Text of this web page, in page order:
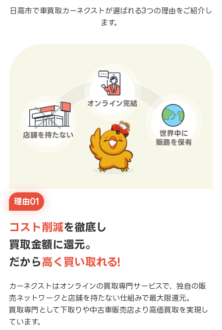
日高市で車買取カーネクストが選ばれる3つの理由をご紹介し
ます。
理由01
コスト削減を徹底し
買取金額に還元。
だから高く買い取れる!
カーネクストはオンラインの買取専門サービスで、独自の販
売ネットワークと店舗を持たない仕組みで最大限還元。
買取専門として下取りや中古車販売店より高価買取を実現し
ています。